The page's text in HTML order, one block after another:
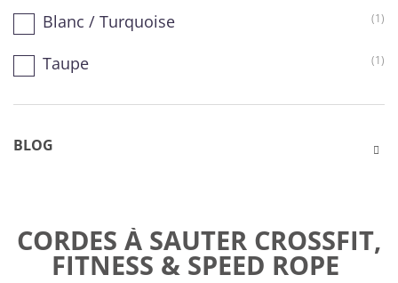
Blanc / Turquoise (1)
Taupe (1)
BLOG
CORDES À SAUTER CROSSFIT,
FITNESS & SPEED ROPE